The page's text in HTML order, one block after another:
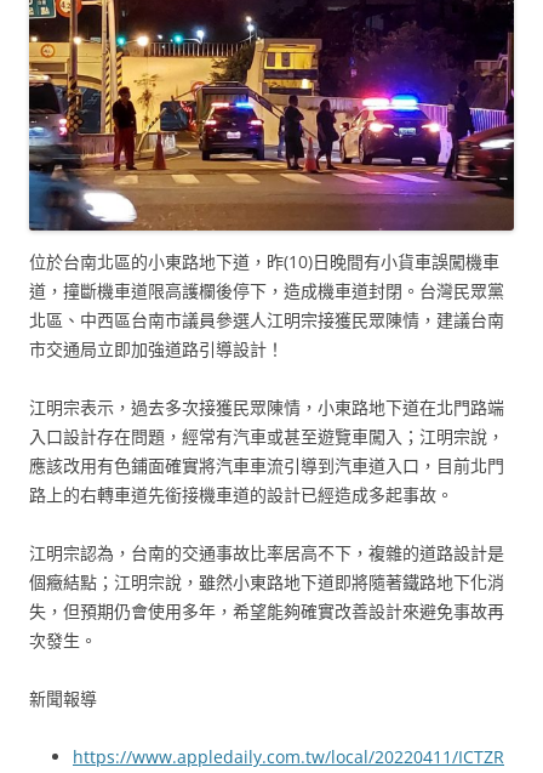
位於台南北區的小東路地下道，昨(10)日晚間有小貨車誤闖機車
道，撞斷機車道限高護欄後停下，造成機車道封閉。台灣民眾黨
北區、中西區台南市議員參選人江明宗接獲民眾陳情，建議台南
市交通局立即加強道路引導設計！
江明宗表示，過去多次接獲民眾陳情，小東路地下道在北門路端
入口設計存在問題，經常有汽車或甚至遊覽車闖入；江明宗說，
應該改用有色鋪面確實將汽車車流引導到汽車道入口，目前北門
路上的右轉車道先銜接機車道的設計已經造成多起事故。
江明宗認為，台南的交通事故比率居高不下，複雜的道路設計是
個癥結點；江明宗說，雖然小東路地下道即將隨著鐵路地下化消
失，但預期仍會使用多年，希望能夠確實改善設計來避免事故再
次發生。
新聞報導
https://www.appledaily.com.tw/local/20220411/ICTZR